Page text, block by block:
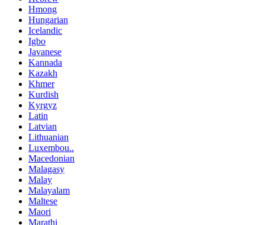
Hmong
Hungarian
Icelandic
Igbo
Javanese
Kannada
Kazakh
Khmer
Kurdish
Kyrgyz
Latin
Latvian
Lithuanian
Luxembou..
Macedonian
Malagasy
Malay
Malayalam
Maltese
Maori
Marathi